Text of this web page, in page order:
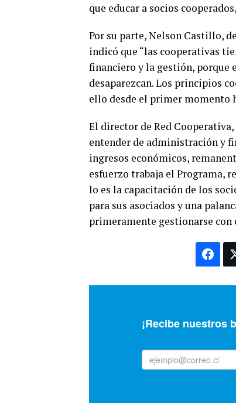
que educar a socios
Por su parte, Nelson Castillo,
indicó que “las cooperativas
financiero y la gestión, porque
desaparezcan. Los principios
ello desde el primer momento
El director de Red
entender de administración y
ingresos económicos,
esfuerzo trabaja el Programa,
lo es la capacitación de los
para sus asociados y una
primeramente gestionarse con